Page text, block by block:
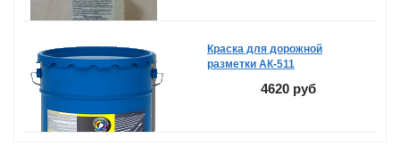
Краска для дорожной
разметки АК-511
4620 руб